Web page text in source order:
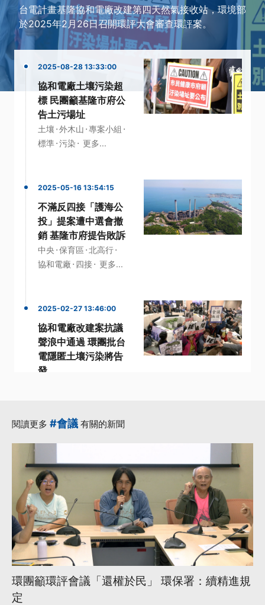
台電計畫基隆協和電廠改建第四天然氣接收站，環境部
於2025年2月26日召開環評大會審查環評案。
2025-08-28 13:33:00
協和電廠土壤污染超
標 民團籲基隆市府公
告土污場址
土壤 ·外木山 ·專案小組 ·
標準·污染 · 更多...
2025-05-16 13:54:15
不滿反四接「護海公
投」提案遭中選會撤
銷 基隆市府提告敗訴
中央 ·保育區 ·北高行·
協和電廠 · 四接· 更多...
2025-02-27 13:46:00
協和電廠改建案抗議
聲浪中通過 環團批台
電隱匿土壤污染將告
發
閱讀更多 #會議 有關的新聞
環團籲環評會議「還權於民」 環保署：續精進規
定